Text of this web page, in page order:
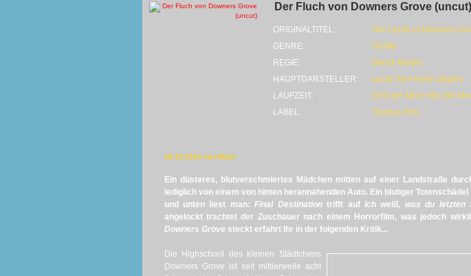
Der Fluch von Downers Grove (uncut)
ORIGINALTITEL:
The Curse of Downers
GENRE:
Thriller
REGIE:
Derick Martini
HAUPTDARSTELLER:
Lucas Till • Kevin Zegers
LAUFZEIT:
DVD (85 Min) • BD (89
LABEL:
Tiberius Film
18.12.2015 von MarS
Ein düsteres, blutverschmiertes Mädchen mitten auf einer Landstraße
lediglich von einem von hinten herannahenden Auto. Ein blutiger
und unten liest man:Final Destinationtrifft auf Ich weiß, was du letzten
angelockt trachtet der Zuschauer nach einem Horrorfilm, was jedoch
Downers Grove steckt erfahrt Ihr in der folgenden Kritik...
Die Highschool des kleinen Städtchens
Downers Grove ist seit mittlerweile acht